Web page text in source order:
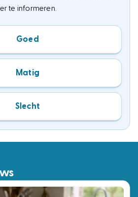
te informeren.
Goed
Matig
Slecht